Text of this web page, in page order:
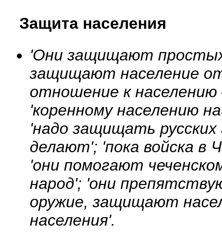
Защита населения
'Они защищают
защищают население
отношение к
'коренному населению
'надо защищать
делают'; 'пока войска в
'они помогают
народ'; 'они
оружие, защищают
населения'.